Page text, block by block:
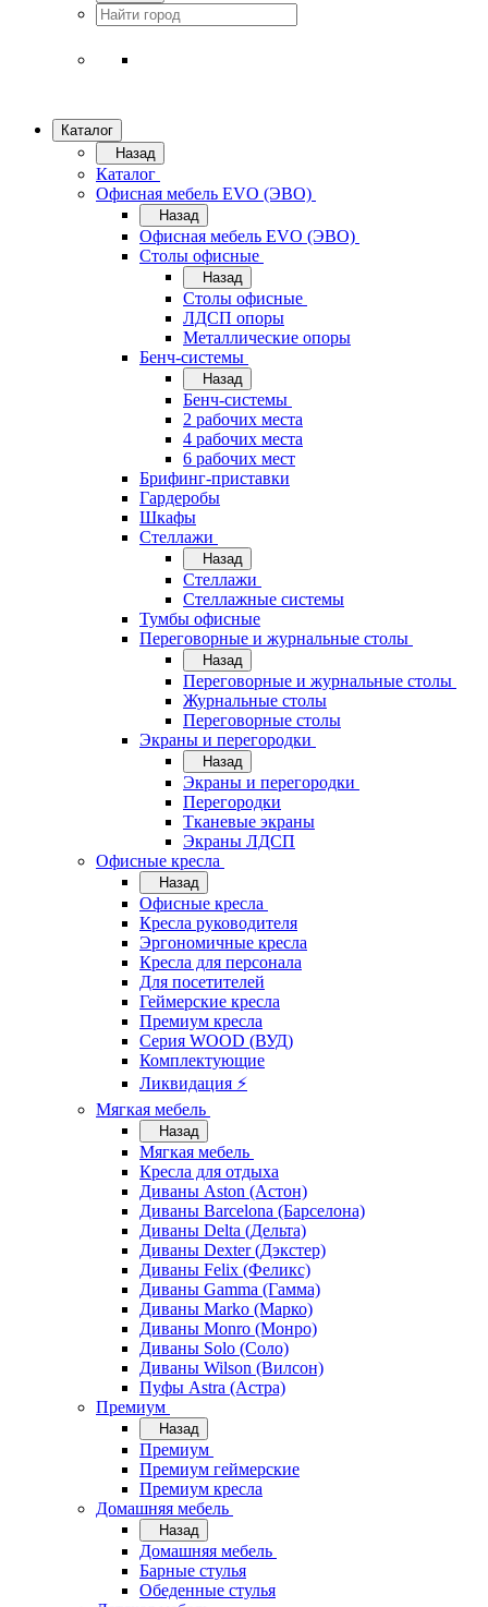
Каталог
Назад
Каталог
Офисная мебель EVO (ЭВО)
Назад
Офисная мебель EVO (ЭВО)
Cтолы офисные
Назад
Cтолы офисные
ЛДСП опоры
Металлические опоры
Бенч-системы
Назад
Бенч-системы
2 рабочих места
4 рабочих места
6 рабочих мест
Брифинг-приставки
Гардеробы
Шкафы
Стеллажи
Назад
Стеллажи
Стеллажные системы
Тумбы офисные
Переговорные и журнальные столы
Назад
Переговорные и журнальные столы
Журнальные столы
Переговорные столы
Экраны и перегородки
Назад
Экраны и перегородки
Перегородки
Тканевые экраны
Экраны ЛДСП
Офисные кресла
Назад
Офисные кресла
Кресла руководителя
Эргономичные кресла
Кресла для персонала
Для посетителей
Геймерские кресла
Премиум кресла
Серия WOOD (ВУД)
Комплектующие
Ликвидация ⚡
Мягкая мебель
Назад
Мягкая мебель
Кресла для отдыха
Диваны Aston (Астон)
Диваны Barcelona (Барселона)
Диваны Delta (Дельта)
Диваны Dexter (Дэкстер)
Диваны Felix (Феликс)
Диваны Gamma (Гамма)
Диваны Marko (Марко)
Диваны Monro (Монро)
Диваны Solo (Соло)
Диваны Wilson (Вилсон)
Пуфы Astra (Астра)
Премиум
Назад
Премиум
Премиум геймерские
Премиум кресла
Домашняя мебель
Назад
Домашняя мебель
Барные стулья
Обеденные стулья